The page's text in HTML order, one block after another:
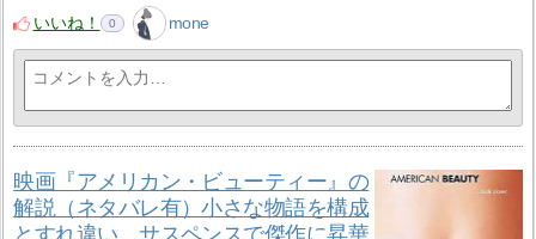
いいね！
0 mone
映画『アメリカン・ビューティー』の
解説（ネタバレ有）小さな物語を構成
とすれ違い、サスペンスで傑作に昇華